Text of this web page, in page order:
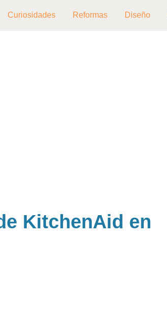
Curiosidades Reformas Diseño
KitchenAid en